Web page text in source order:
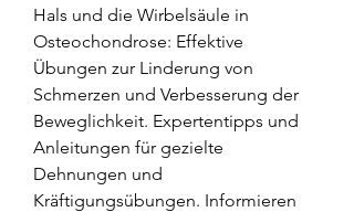
Hals und die Wirbelsäule in
Osteochondrose: Effektive
Übungen zur Linderung von
Schmerzen und Verbesserung der
Beweglichkeit. Expertentipps und
Anleitungen für gezielte
Dehnungen und
Kräftigungsübungen. Informieren